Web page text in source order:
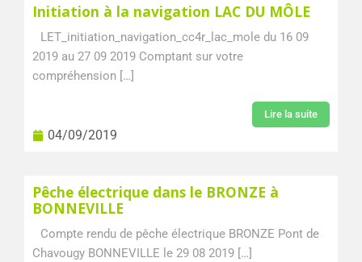
Initiation à la navigation LAC DU MÔLE
LET_initiation_navigation_cc4r_lac_mole du 16 09
2019 au 27 09 2019 Comptant sur votre
compréhension […]
Lire la suite
04/09/2019
Pêche électrique dans le BRONZE à
BONNEVILLE
Compte rendu de pêche électrique BRONZE Pont de
Chavougy BONNEVILLE le 29 08 2019 […]
PagePage Page PagePage PagePagePagePagePagePage